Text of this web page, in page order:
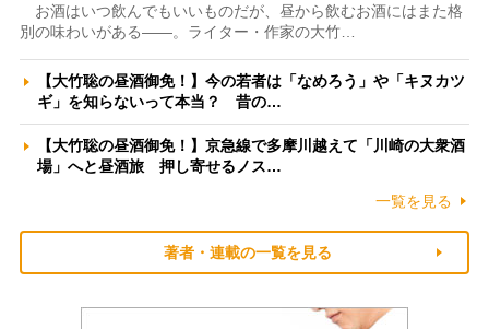
お酒はいつ飲んでもいいものだが、昼から飲むお酒にはまた格
別の味わいがある――。ライター・作家の大竹…
【大竹聡の昼酒御免！】今の若者は「なめろう」や「キヌカツ
ギ」を知らないって本当？ 昔の…
【大竹聡の昼酒御免！】京急線で多摩川越えて「川崎の大衆酒
場」へと昼酒旅 押し寄せるノス…
一覧を見る
著者・連載の一覧を見る